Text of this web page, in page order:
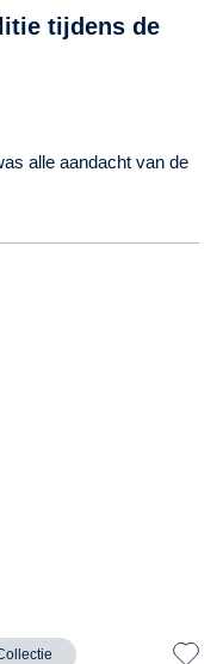
tijdens de
alle aandacht van de